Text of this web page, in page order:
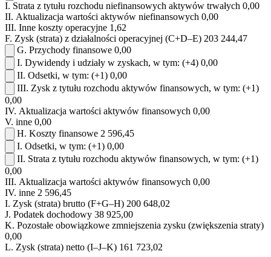
I. Strata z tytułu rozchodu niefinansowych aktywów trwałych 0,00
II. Aktualizacja wartości aktywów niefinansowych 0,00
III. Inne koszty operacyjne 1,62
F. Zysk (strata) z działalności operacyjnej (C+D–E) 203 244,47
G. Przychody finansowe 0,00
I. Dywidendy i udziały w zyskach, w tym: (+4) 0,00
II. Odsetki, w tym: (+1) 0,00
III. Zysk z tytułu rozchodu aktywów finansowych, w tym: (+1)
0,00
IV. Aktualizacja wartości aktywów finansowych 0,00
V. inne 0,00
H. Koszty finansowe 2 596,45
I. Odsetki, w tym: (+1) 0,00
II. Strata z tytułu rozchodu aktywów finansowych, w tym: (+1)
0,00
III. Aktualizacja wartości aktywów finansowych 0,00
IV. inne 2 596,45
I. Zysk (strata) brutto (F+G–H) 200 648,02
J. Podatek dochodowy 38 925,00
K. Pozostałe obowiązkowe zmniejszenia zysku (zwiększenia straty)
0,00
L. Zysk (strata) netto (I–J–K) 161 723,02